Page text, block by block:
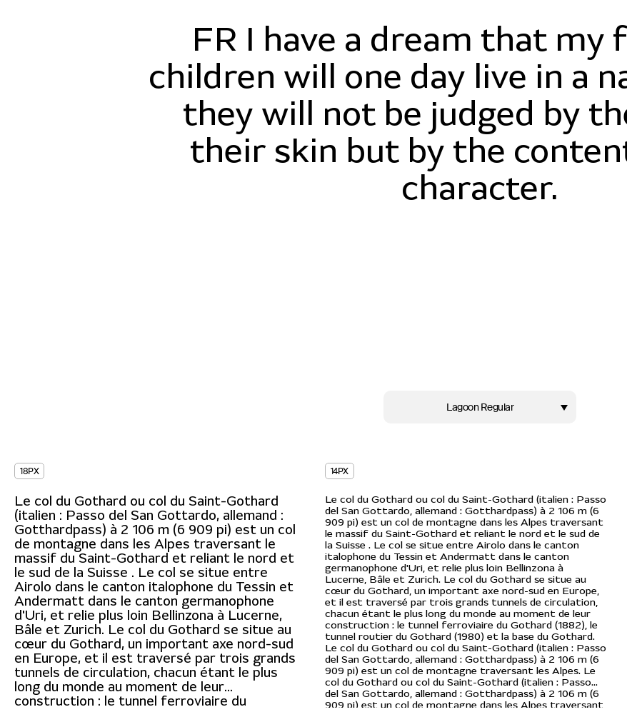
Lagoon Regular
18PX
Le col du Gothard ou col du Saint-Gothard
(italien : Passo del San Gottardo, allemand :
Gotthardpass) à 2 106 m (6 909 pi) est un col
de montagne dans les Alpes traversant le
massif du Saint-Gothard et reliant le nord et
le sud de la Suisse . Le col se situe entre
Airolo dans le canton italophone du Tessin et
Andermatt dans le canton germanophone
d'Uri, et relie plus loin Bellinzona à Lucerne,
Bâle et Zurich. Le col du Gothard se situe au
cœur du Gothard, un important axe nord-sud
en Europe, et il est traversé par trois grands
tunnels de circulation, chacun étant le plus
long du monde au moment de leur
construction : le tunnel ferroviaire du
14PX
Le col du Gothard ou col du Saint-Gothard (italien : Passo
del San Gottardo, allemand : Gotthardpass) à 2 106 m (6
909 pi) est un col de montagne dans les Alpes traversant
le massif du Saint-Gothard et reliant le nord et le sud de
la Suisse . Le col se situe entre Airolo dans le canton
italophone du Tessin et Andermatt dans le canton
germanophone d'Uri, et relie plus loin Bellinzona à
Lucerne, Bâle et Zurich. Le col du Gothard se situe au
cœur du Gothard, un important axe nord-sud en Europe,
et il est traversé par trois grands tunnels de circulation,
chacun étant le plus long du monde au moment de leur
construction : le tunnel ferroviaire du Gothard (1882), le
tunnel routier du Gothard (1980) et la base du Gothard.
Le col du Gothard ou col du Saint-Gothard (italien : Passo
del San Gottardo, allemand : Gotthardpass) à 2 106 m (6
909 pi) est un col de montagne traversant les Alpes. Le
col du Gothard ou col du Saint-Gothard (italien : Passo
del San Gottardo, allemand : Gotthardpass) à 2 106 m (6
909 pi) est un col de montagne dans les Alpes traversant